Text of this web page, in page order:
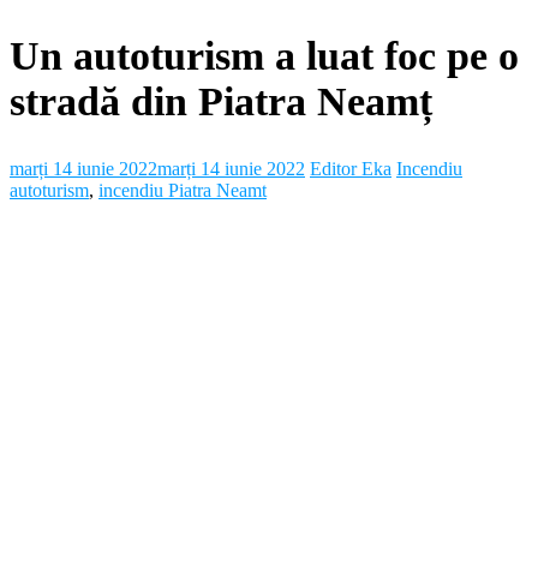
Un autoturism a luat foc pe o
stradă din Piatra Neamț
marți 14 iunie 2022marți 14 iunie 2022 Editor Eka Incendiu
autoturism, incendiu Piatra Neamt